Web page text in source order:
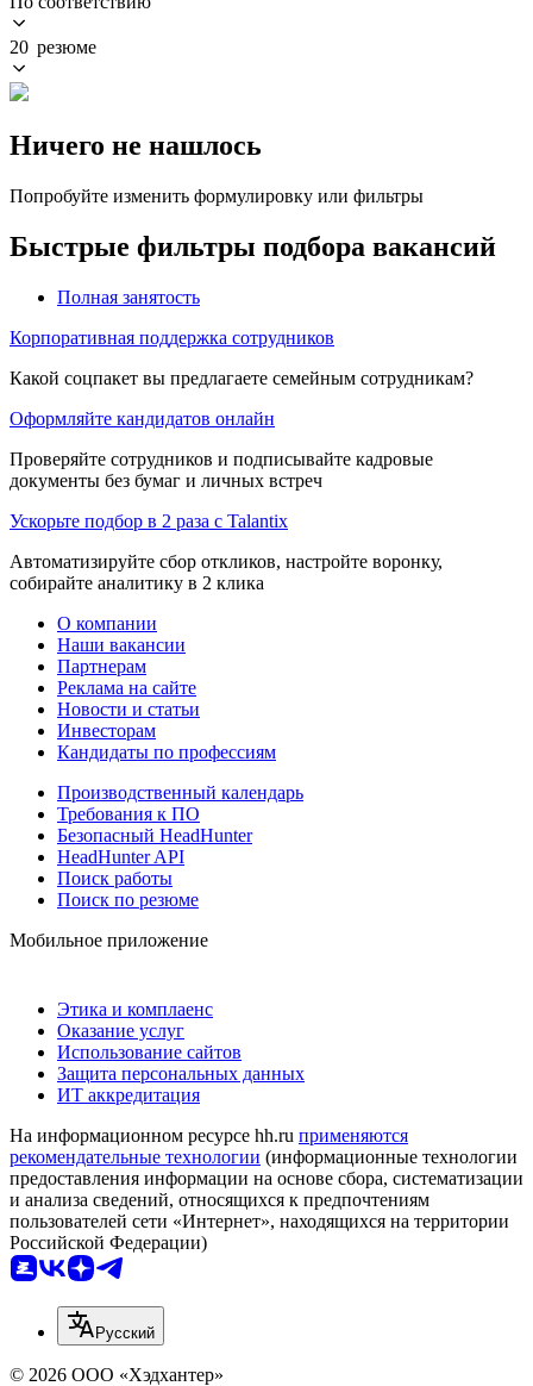
20 резюме
Ничего не нашлось
Попробуйте изменить формулировку или фильтры
Быстрые фильтры подбора вакансий
Полная занятость
Корпоративная поддержка сотрудников
Какой соцпакет вы предлагаете семейным сотрудникам?
Оформляйте кандидатов онлайн
Проверяйте сотрудников и подписывайте кадровые
документы без бумаг и личных встреч
Ускорьте подбор в 2 раза с Talantix
Автоматизируйте сбор откликов, настройте воронку,
собирайте аналитику в 2 клика
О компании
Наши вакансии
Партнерам
Реклама на сайте
Новости и статьи
Инвесторам
Кандидаты по профессиям
Производственный календарь
Требования к ПО
Безопасный HeadHunter
HeadHunter API
Поиск работы
Поиск по резюме
Мобильное приложение
Этика и комплаенс
Оказание услуг
Использование сайтов
Защита персональных данных
ИТ аккредитация
На информационном ресурсе hh.ru применяются
рекомендательные технологии (информационные технологии
предоставления информации на основе сбора, систематизации
и анализа сведений, относящихся к предпочтениям
пользователей сети «Интернет», находящихся на территории
Российской Федерации)
Русский
© 2026 ООО «Хэдхантер»